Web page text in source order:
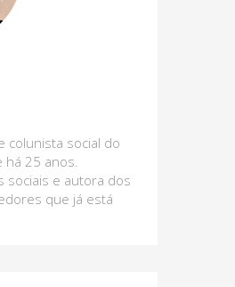
colunista social do
há 25 anos.
sociais e autora dos
que já está